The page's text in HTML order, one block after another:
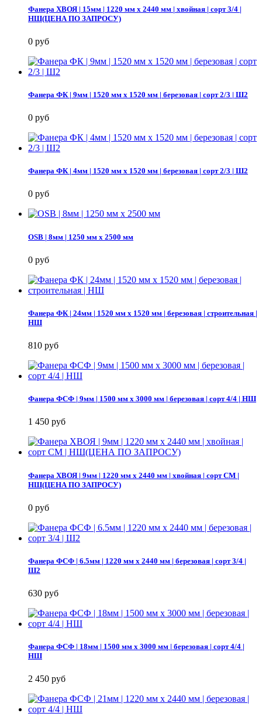
Фанера ХВОЯ | 15мм | 1220 мм х 2440 мм | хвойная | сорт 3/4 |
НШ(ЦЕНА ПО ЗАПРОСУ)
0 руб
Фанера ФК | 9мм | 1520 мм х 1520 мм | березовая | сорт 2/3 | Ш2
0 руб
Фанера ФК | 4мм | 1520 мм х 1520 мм | березовая | сорт 2/3 | Ш2
0 руб
OSB | 8мм | 1250 мм х 2500 мм
0 руб
Фанера ФК | 24мм | 1520 мм х 1520 мм | березовая | строительная |
НШ
810 руб
Фанера ФСФ | 9мм | 1500 мм х 3000 мм | березовая | сорт 4/4 | НШ
1 450 руб
Фанера ХВОЯ | 9мм | 1220 мм х 2440 мм | хвойная | сорт СМ |
НШ(ЦЕНА ПО ЗАПРОСУ)
0 руб
Фанера ФСФ | 6.5мм | 1220 мм х 2440 мм | березовая | сорт 3/4 |
Ш2
630 руб
Фанера ФСФ | 18мм | 1500 мм х 3000 мм | березовая | сорт 4/4 |
НШ
2 450 руб